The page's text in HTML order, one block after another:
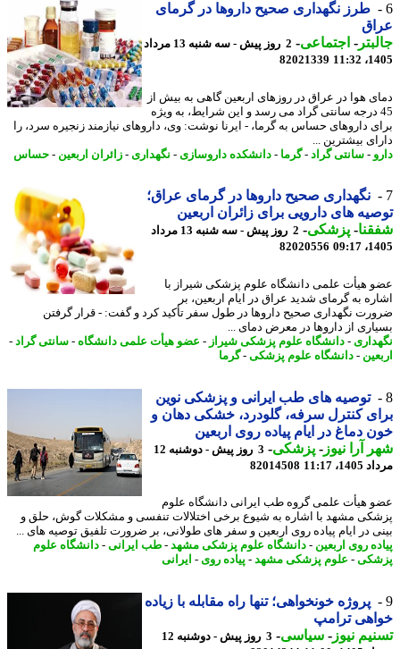
طرز نگهداری صحیح داروها در گرمای
-اجتماعی-
2 روز پیش - سه شنبه 13 مرداد
82021339
هوا در عراق در روزهای اربعین گاهی به بیش از
درجه سانتی گراد می رسد و این شرایط، به ویژه
داروهای حساس به گرما، - ایرنا نوشت: وی، داروهای نیازمند زنجیره سرد، را
بیشترین ...
- سانتی گراد- گرما- دانشکده داروسازی- نگهداری- زائران اربعین -حساس
نگهداری صحیح داروها در گرمای عراق؛
های دارویی برای زائران اربعین
-پزشکی-
2 روز پیش - سه شنبه 13 مرداد
82020556
هیأت علمی دانشگاه علوم پزشکی شیراز با
به گرمای شدید عراق در ایام اربعین، بر
نگهداری صحیح داروها در طول سفر تأکید کرد و گفت: - قرار گرفتن
از داروها در معرض دمای ...
- دانشگاه علوم پزشکی شیراز- عضو هیأت علمی دانشگاه-سانتی گراد-
-دانشگاه علوم پزشکی-گرما
توصیه های طب ایرانی و پزشکی نوین
کنترل سرفه، گلودرد، خشکی دهان و
دماغ در ایام پیاده روی اربعین
آرا نیوز-پزشکی-
3 روز پیش - دوشنبه 12
11:17
82014508
هیأت علمی گروه طب ایرانی دانشگاه علوم
مشهد با اشاره به شیوع برخی اختلالات تنفسی و مشکلات گوش، حلق و
در ایام پیاده روی اربعین و سفر های طولانی، بر ضرورت تلفیق توصیه های ...
روی اربعین -دانشگاه علوم پزشکی مشهد-طب ایرانی- دانشگاه علوم
-علوم پزشکی مشهد-پیاده روی -ایرانی
پروژه خونخواهی؛ تنها راه مقابله با زیاده
ترامپ
نیوز-سیاسی-
3 روز پیش - دوشنبه 12